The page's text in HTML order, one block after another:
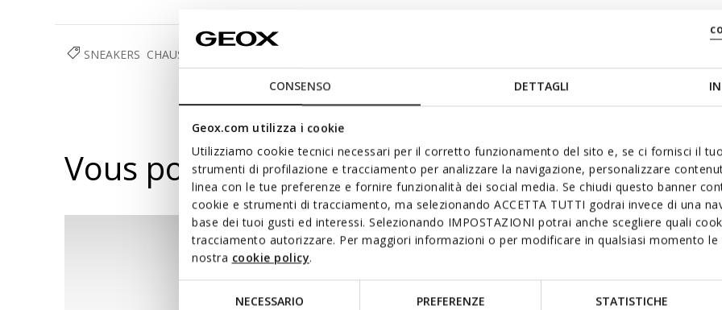
CONSENSO DETTAGLI
Geox.com utilizza i cookie
Utilizziamo cookie tecnici necessari per il corretto funzionamento del sito e, se ci fornisci il
strumenti di profilazione e tracciamento per analizzare la navigazione, personalizzare
linea con le tue preferenze e fornire funzionalità dei social media. Se chiudi questo banner
cookie e strumenti di tracciamento, ma selezionando ACCETTA TUTTI godrai invece di una
base dei tuoi gusti ed interessi. Selezionando IMPOSTAZIONI potrai anche scegliere quali
tracciamento autorizzare. Per maggiori informazioni o per modificare in qualsiasi momento
nostra cookie policy.
NECESSARIO PREFERENZE STATISTICHE
SNEAKERS CHAUSSURES
Vous pourriez aussi aimer